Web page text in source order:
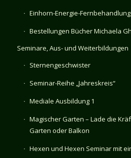
Einhorn-Energie-Fernbehandlung
Bestellungen Bücher Michaela
Seminare, Aus- und Weiterbildungen
Sternengeschwister
Seminar-Reihe „Jahreskreis“
Mediale Ausbildung 1
Magischer Garten – Lade die
Garten oder Balkon
Hexen und Hexen Seminar mit